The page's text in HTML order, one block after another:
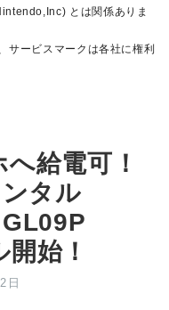
とは関係ありま
サービスマークは各社に権利
給電可！
タル
始！
日